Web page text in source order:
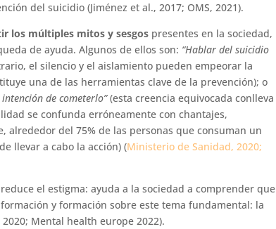
del suicidio (Jiménez et al., 2017; OMS, 2021).
los múltiples mitos y sesgos presentes en la sociedad,
de ayuda. Algunos de ellos son: “Hablar del suicidio
el silencio y el aislamiento pueden empeorar la
una de las herramientas clave de la prevención); o
de cometerlo”(esta creencia equivocada conlleva
se confunda erróneamente con chantajes,
alrededor del 75% de las personas que consuman un
llevar a cabo la acción) (Ministerio de Sanidad, 2020;
el estigma: ayuda a la sociedad a comprender que
y formación sobre este tema fundamental: la
Mental health europe 2022).